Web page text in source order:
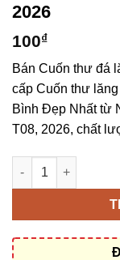
2026
100₫
Bán Cuốn thư đá
cấp Cuốn thư
Bình Đẹp Nhất từ
T08, 2026, chất
Cuốn thư nhà thờ